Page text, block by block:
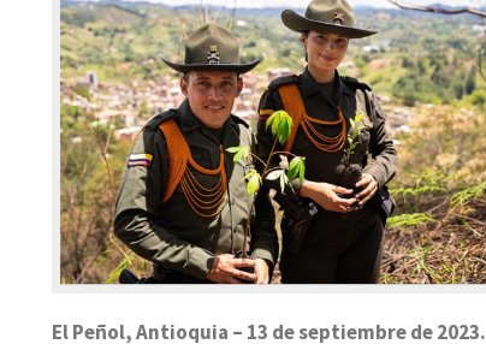
El Peñol, Antioquia – 13 de septiembre de 2023.